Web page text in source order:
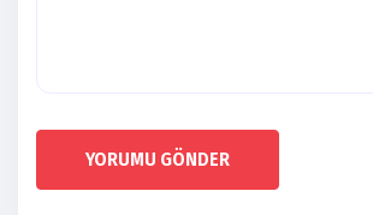
YORUMU GÖNDER